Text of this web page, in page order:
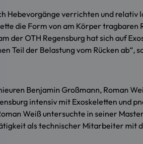
Hebevorgänge verrichten und
die Form von am Körper
der OTH Regensburg hat sich auf
Teil der Belastung vom Rücken ab“,
Benjamin Großmann, Roman
intensiv mit Exoskeletten
Weiß untersuchte in seiner
als technischer Mitarbeiter